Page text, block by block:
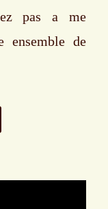
pas a me
ensemble de